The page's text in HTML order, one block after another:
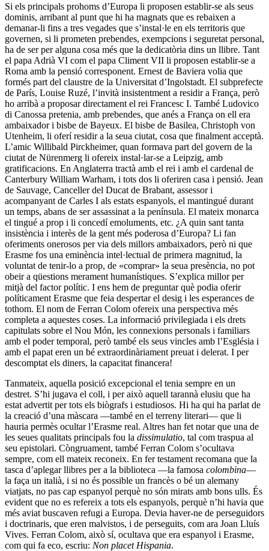
Si els principals prohoms d’Europa li proposen establir-se als seus
dominis, arribant al punt que hi ha magnats que es rebaixen a
demanar-li fins a tres vegades que s’instal·le en els territoris que
governen, si li prometen prebendes, exempcions i seguretat personal,
ha de ser per alguna cosa més que la dedicatòria dins un llibre. Tant
el papa Adrià VI com el papa Climent VII li proposen establir-se a
Roma amb la pensió corresponent. Ernest de Baviera volia que
formés part del claustre de la Universitat d’Ingolstadt. El subprefecte
de París, Louise Ruzé, l’invità insistentment a residir a França, però
ho arribà a proposar directament el rei Francesc I. També Ludovico
di Canossa pretenia, amb prebendes, que anés a França on ell era
ambaixador i bisbe de Bayeux. El bisbe de Basilea, Christoph von
Utenheim, li oferí residir a la seua ciutat, cosa que finalment acceptà.
L’amic Willibald Pirckheimer, quan formava part del govern de la
ciutat de Nürenmerg li ofereix instal·lar-se a Leipzig, amb
gratificacions. En Anglaterra tractà amb el rei i amb el cardenal de
Canterbury William Warham, i tots dos li oferiren casa i pensió. Jean
de Sauvage, Canceller del Ducat de Brabant, assessor i
acompanyant de Carles I als estats espanyols, el mantingué durant
un temps, abans de ser assassinat a la península. El mateix monarca
el tingué a prop i li concedí emoluments, etc. ¿A quin sant tanta
insistència i interès de la gent més poderosa d’Europa? Li fan
oferiments onerosos per via dels millors ambaixadors, però ni que
Erasme fos una eminència intel·lectual de primera magnitud, la
voluntat de tenir-lo a prop, de «comprar» la seua presència, no pot
obeir a qüestions merament humanístiques. S’explica millor per
mitjà del factor polític. I ens hem de preguntar què podia oferir
políticament Erasme que feia despertar el desig i les esperances de
tothom. El nom de Ferran Colom ofereix una perspectiva més
completa a aquestes coses. La informació privilegiada i els drets
capitulats sobre el Nou Món, les connexions personals i familiars
amb el poder temporal, però també els seus vincles amb l’Església i
amb el papat eren un bé extraordinàriament preuat i delerat. I per
descomptat els diners, la capacitat financera!
Tanmateix, aquella posició excepcional el tenia sempre en un
destret. S’hi jugava el coll, i per això aquell tarannà elusiu que ha
estat advertit per tots els biògrafs i estudiosos. Hi ha qui ha parlat de
la creació d’una màscara —també en el terreny literari— que li
hauria permès ocultar l’Erasme real. Altres han fet notar que una de
les seues qualitats principals fou la dissimulatio, tal com traspua al
seu epistolari. Còngruament, també Ferran Colom s’ocultava
sempre, com ell mateix reconeix. En fer testament recomana que la
tasca d’aplegar llibres per a la biblioteca —la famosa colombina—
la faça un italià, i si no és possible un francès o bé un alemany
viatjats, no pas cap espanyol perquè no són mirats amb bons ulls. És
evident que no es refereix a tots els espanyols, perquè n’hi havia que
més aviat buscaven refugi a Europa. Devia haver-ne de perseguidors
i doctrinaris, que eren malvistos, i de perseguits, com ara Joan Lluís
Vives. Ferran Colom, això sí, ocultava que era espanyol i Erasme,
com qui fa eco, escriu: Non placet Hispania.